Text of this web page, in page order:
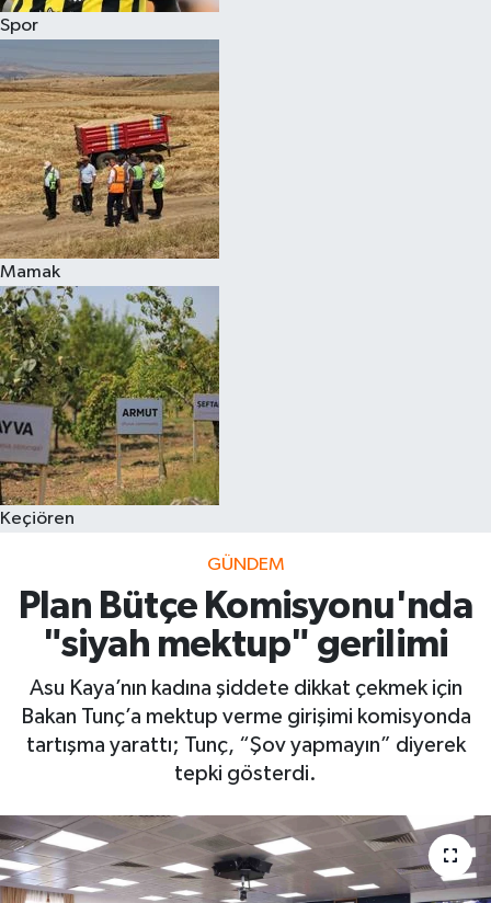
Spor
Mamak
Keçiören
GÜNDEM
Plan Bütçe Komisyonu'nda
"siyah mektup" gerilimi
Asu Kaya’nın kadına şiddete dikkat çekmek için
Bakan Tunç’a mektup verme girişimi komisyonda
tartışma yarattı; Tunç, “Şov yapmayın” diyerek
tepki gösterdi.